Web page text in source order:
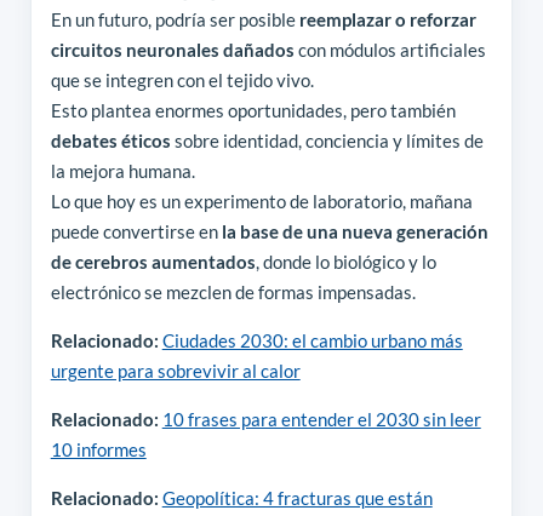
En un futuro, podría ser posible reemplazar o reforzar
circuitos neuronales dañados con módulos artificiales
que se integren con el tejido vivo.
Esto plantea enormes oportunidades, pero también
debates éticos sobre identidad, conciencia y límites de
la mejora humana.
Lo que hoy es un experimento de laboratorio, mañana
puede convertirse en la base de una nueva generación
de cerebros aumentados, donde lo biológico y lo
electrónico se mezclen de formas impensadas.
Relacionado: Ciudades 2030: el cambio urbano más
urgente para sobrevivir al calor
Relacionado: 10 frases para entender el 2030 sin leer
10 informes
Relacionado: Geopolítica: 4 fracturas que están